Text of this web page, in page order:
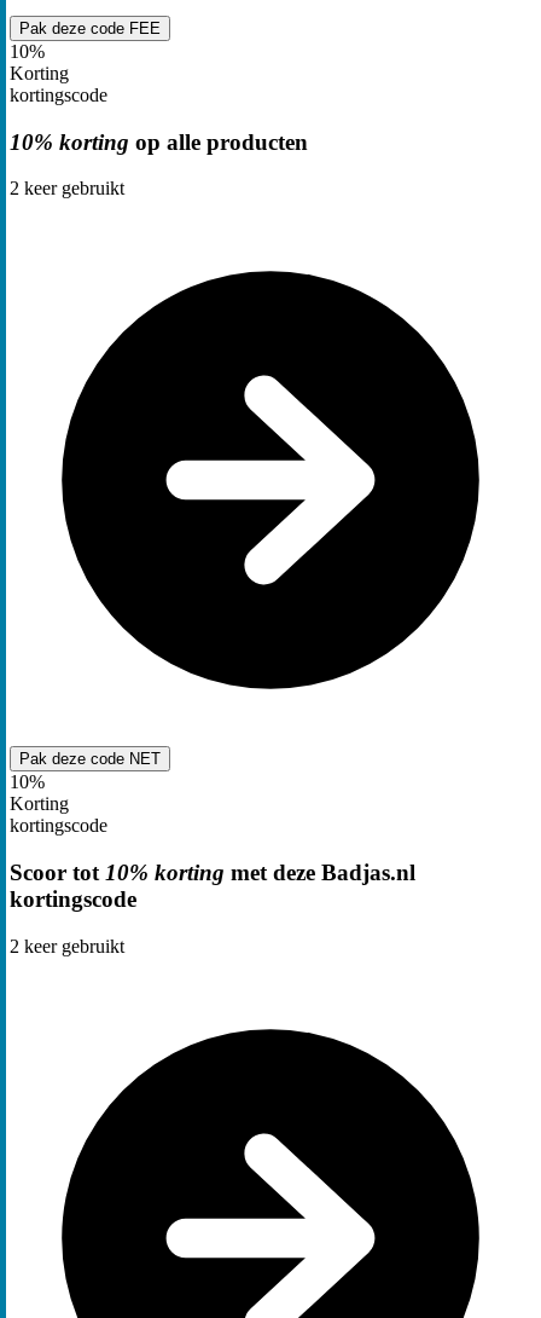
Pak deze code FEE
10%
Korting
kortingscode
10% korting op alle producten
2 keer gebruikt
Pak deze code NET
10%
Korting
kortingscode
Scoor tot 10% korting met deze Badjas.nl
kortingscode
2 keer gebruikt